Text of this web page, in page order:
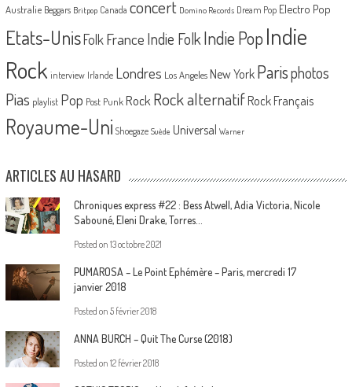
Australie Beggars Britpop Canada concert Domino Records Dream Pop Electro Pop
Etats-UnisFolk France Indie FolkIndie PopIndie
Rock interview Irlande Londres Los Angeles New York Parisphotos
Pias playlist Pop Post Punk Rock Rock alternatif Rock Français
Royaume-Uni Shoegaze Suède Universal Warner
ARTICLES AU HASARD
Chroniques express #22 : Bess Atwell, Adia Victoria, Nicole
Sabouné, Eleni Drake, Torres…
Posted on 13 octobre 2021
PUMAROSA – Le Point Ephémère – Paris, mercredi 17
janvier 2018
Posted on 5 février 2018
ANNA BURCH – Quit The Curse (2018)
Posted on 12 février 2018